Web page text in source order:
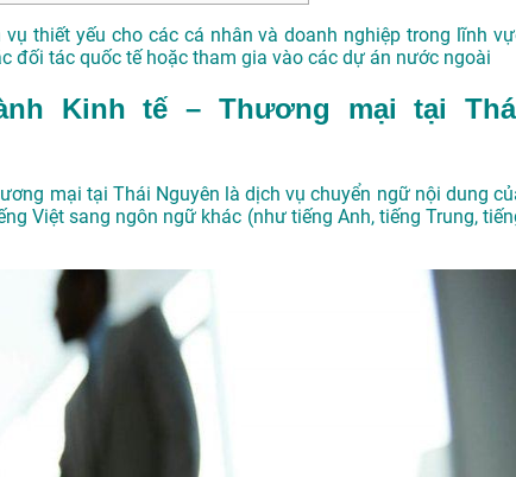
vụ thiết yếu cho các cá nhân và doanh nghiệp trong lĩnh
đối tác quốc tế hoặc tham gia vào các dự án nước ngoài
Kinh tế – Thương mại tại
mại tại Thái Nguyên là dịch vụ chuyển ngữ nội dung
Việt sang ngôn ngữ khác (như tiếng Anh, tiếng Trung,